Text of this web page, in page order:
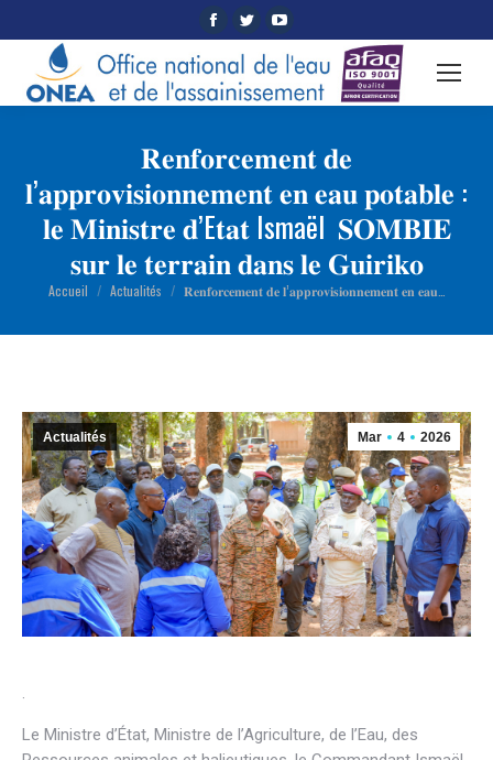
Facebook
opens
in
window
Twitter
opens
in
window
opens
in
window
𝐑𝐞𝐧𝐟𝐨𝐫𝐜𝐞𝐦𝐞𝐧𝐭 𝐝𝐞
𝐥’𝐚𝐩𝐩𝐫𝐨𝐯𝐢𝐬𝐢𝐨𝐧𝐧𝐞𝐦𝐞𝐧𝐭 𝐞𝐧 𝐞𝐚𝐮 𝐩𝐨𝐭𝐚𝐛𝐥𝐞 :
𝐥𝐞 𝐌𝐢𝐧𝐢𝐬𝐭𝐫𝐞 𝐝’E𝐭𝐚𝐭 Ismaël 𝐒𝐎𝐌𝐁𝐈𝐄
𝐬𝐮𝐫 𝐥𝐞 𝐭𝐞𝐫𝐫𝐚𝐢𝐧 𝐝𝐚𝐧𝐬 𝐥𝐞 𝐆𝐮𝐢𝐫𝐢𝐤𝐨
Vous êtes ici :
Accueil Actualités 𝐑𝐞𝐧𝐟𝐨𝐫𝐜𝐞𝐦𝐞𝐧𝐭 𝐝𝐞 𝐥’𝐚𝐩𝐩𝐫𝐨𝐯𝐢𝐬𝐢𝐨𝐧𝐧𝐞𝐦𝐞𝐧𝐭 𝐞𝐧 𝐞𝐚𝐮…
Mar 4 2026
Actualités
·
Le Ministre d’État, Ministre de l’Agriculture, de l’Eau, des